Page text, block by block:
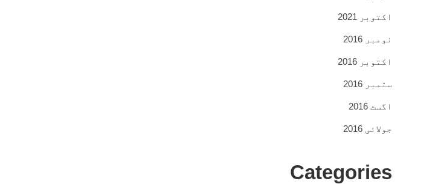
اکتوبر 2021
نومبر 2016
اکتوبر 2016
ستمبر 2016
اگست 2016
جولائی 2016
Categories